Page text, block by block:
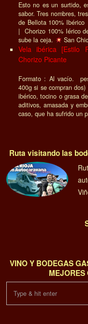
Esto no es un surtido,
sabor. Tres nombres,
de Bellota 100%
| Chorizo 100% Iérico
sube la ceja.
San
Vela ibérica [Estilo
Chorizo Picante
Formato : Al vacío.
400g si se compran
ibérico, tocino o grasa
aditivos, amasada y
caso, que ha sufrido un
Ruta visitando las
VINO Y BODEGAS
MEJORES